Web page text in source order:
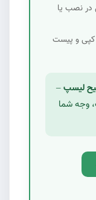
نصب یا
و پیست
لیسپ–
وجه شما